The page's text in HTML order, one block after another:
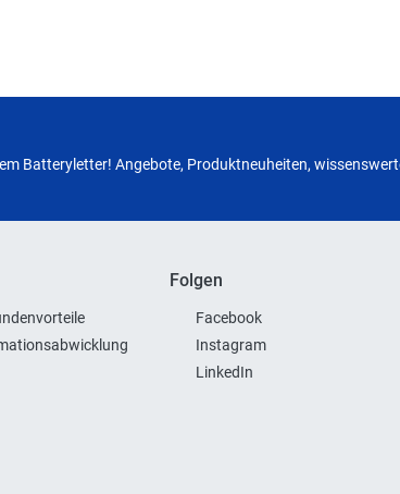
Batteryletter! Angebote, Produktneuheiten,
Folgen
Facebook
Instagram
LinkedIn